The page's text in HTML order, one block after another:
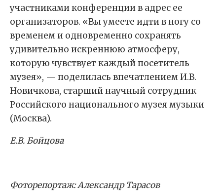
участниками конференции в адрес ее
организаторов. «Вы умеете идти в ногу со
временем и одновременно сохранять
удивительно искреннюю атмосферу,
которую чувствует каждый посетитель
музея», — поделилась впечатлением И.В.
Новичкова, старший научный сотрудник
Российского национального музея музыки
(Москва).
Е.В. Бойцова
Фоторепортаж: Александр Тарасов